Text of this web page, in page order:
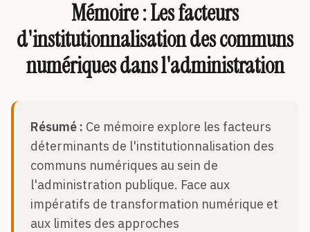
Mémoire : Les facteurs
d'institutionnalisation des communs
numériques dans l'administration
Résumé : Ce mémoire explore les facteurs
déterminants de l'institutionnalisation des
communs numériques au sein de
l'administration publique. Face aux
impératifs de transformation numérique et
aux limites des approches